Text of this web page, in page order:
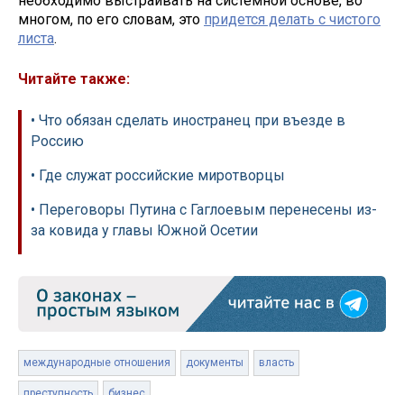
многом, по его словам, это придется делать с чистого
листа.
Читайте также:
• Что обязан сделать иностранец при въезде в
Россию
• Где служат российские миротворцы
• Переговоры Путина с Гаглоевым перенесены из-
за ковида у главы Южной Осетии
международные отношения документы власть